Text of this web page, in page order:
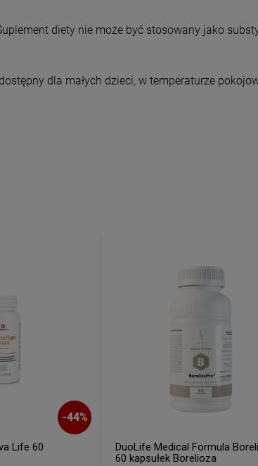
diety nie może być stosowany jako
dla małych dzieci, w temperaturze
-44%
Life 60
DuoLife Medical Formula
60 kapsułek Borelioza